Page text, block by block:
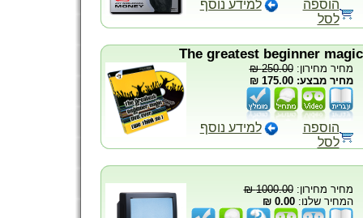
הוספה
לסל
למידע נוסף
מחיר מחירון:250.00 ₪
מחיר מבצע: 175.00 ₪
הוספה
לסל
למידע נוסף
מחיר מחירון:1000.00 ₪
המחיר שלנו:0.00 ₪